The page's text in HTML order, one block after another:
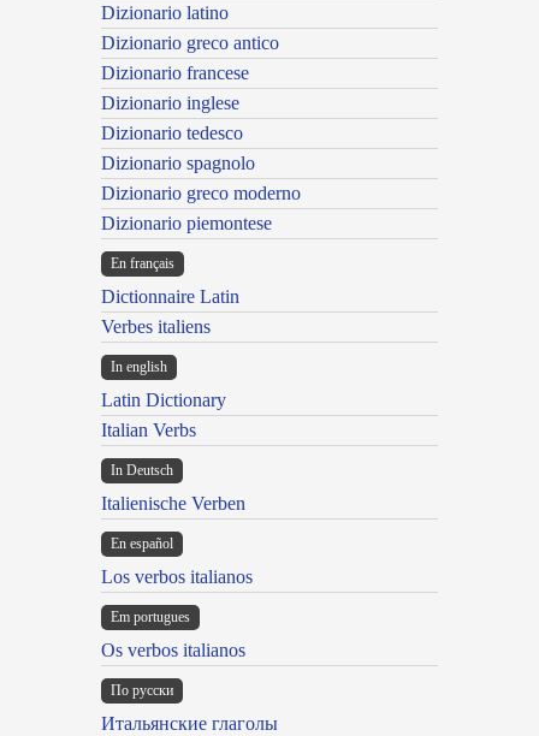
Dizionario latino
Dizionario greco antico
Dizionario francese
Dizionario inglese
Dizionario tedesco
Dizionario spagnolo
Dizionario greco moderno
Dizionario piemontese
En français
Dictionnaire Latin
Verbes italiens
In english
Latin Dictionary
Italian Verbs
In Deutsch
Italienische Verben
En español
Los verbos italianos
Em portugues
Os verbos italianos
По русски
Итальянские глаголы